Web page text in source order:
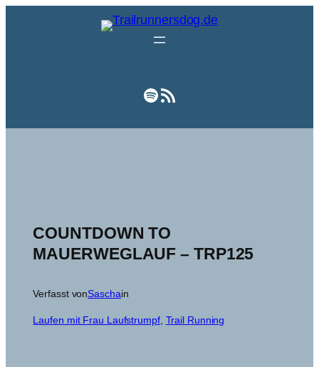
Spotify
RSS-Feed
COUNTDOWN TO
MAUERWEGLAUF – TRP125
Verfasst vonSaschain
Laufen mit Frau Laufstrumpf, Trail Running